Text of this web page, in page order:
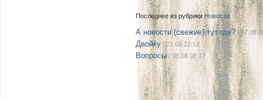
Последнее из рубрикиНовости
А новости (свежие) тут где?| 27.08
Двойку| 21.08 22:12
Вопросы| 08.08 08:17